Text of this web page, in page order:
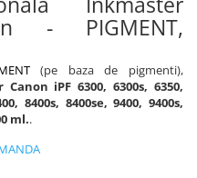
- PIGMENT,
(pe baza de pigmenti),
iPF 6300, 6300s, 6350,
8400s, 8400se, 9400, 9400s,
ml..